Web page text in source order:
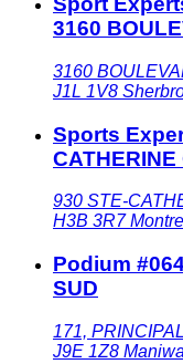
3160
3160
J1L 1V8
Sports
CATHERINE
930 STE-
H3B 3R7
Podium
SUD
171,
J9E 1Z8